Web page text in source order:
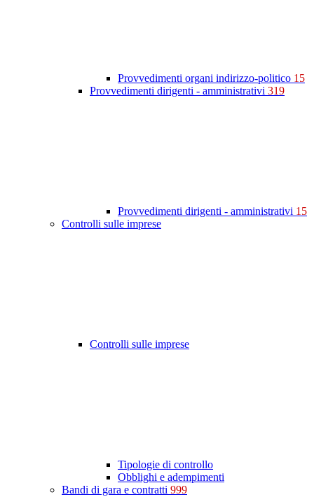
Provvedimenti organi indirizzo-politico 15
Provvedimenti dirigenti - amministrativi 319
Provvedimenti dirigenti - amministrativi 15
Controlli sulle imprese
Controlli sulle imprese
Tipologie di controllo
Obblighi e adempimenti
Bandi di gara e contratti 999